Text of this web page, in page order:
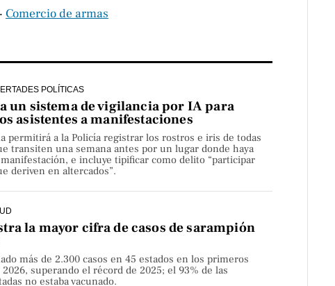
‧ Comercio de armas
POLÍTICAS
un sistema de vigilancia por IA para
asistentes a manifestaciones
permitirá a la Policía registrar los rostros e iris de todas
transiten una semana antes por un lugar donde haya
e incluye tipificar como delito “participar
deriven en altercados”.
la mayor cifra de casos de sarampión
más de 2.300 casos en 45 estados en los primeros
superando el récord de 2025; el 93% de las
no estaba vacunado.